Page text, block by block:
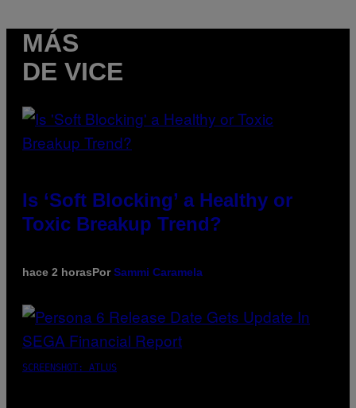
MÁS
DE VICE
Is ‘Soft Blocking’ a Healthy or
Toxic Breakup Trend?
hace 2 horasPorSammi Caramela
SCREENSHOT: ATLUS